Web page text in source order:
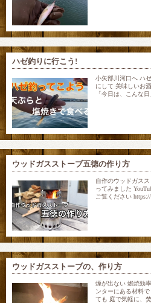
ハゼ釣りに行こう!
小矢部川河口へ ハ
にして 美味しいお
「今日は、こんな
ウッドガスストーブ五徳の作り方
自作のウッドガス
ってみました
ご覧ください https://
ウッドガスストーブの、作り方
煙が出ない 燃焼効
ンターにある材料
ても 庭で気軽に、焚